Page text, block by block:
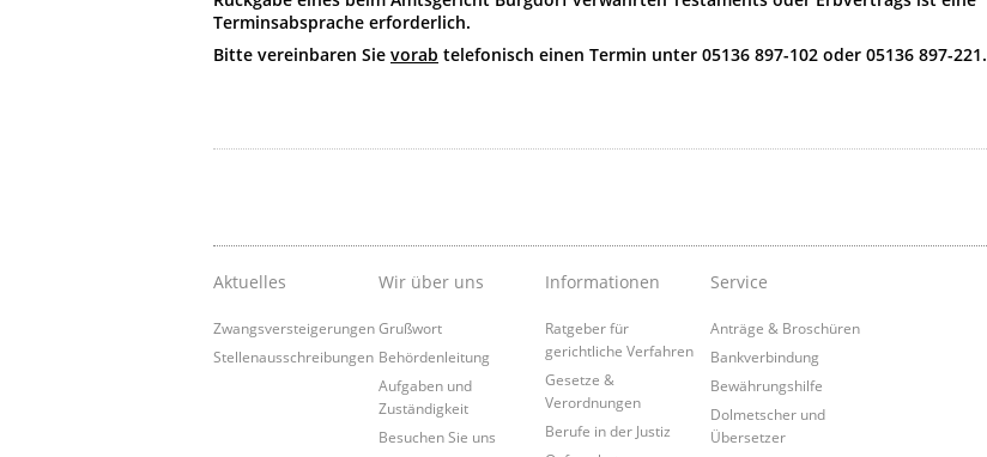
Terminsabsprache erforderlich.
Bitte vereinbaren Sie vorab telefonisch einen Termin unter 05136 897-102 oder 05136 897-221.
Aktuelles
Zwangsversteigerungen
Stellenausschreibungen
Wir über uns
Grußwort
Behördenleitung
Aufgaben und
Zuständigkeit
Besuchen Sie uns
Informationen
Ratgeber für
gerichtliche Verfahren
Gesetze &
Verordnungen
Berufe in der Justiz
Service
Anträge & Broschüren
Bankverbindung
Bewährungshilfe
Dolmetscher und
Übersetzer